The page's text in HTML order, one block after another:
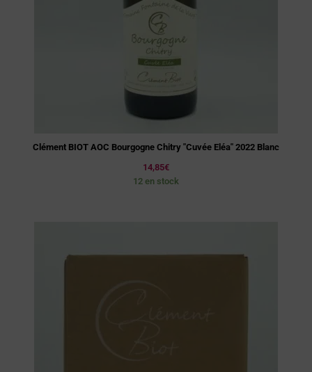
Clément BIOT AOC Bourgogne Chitry "Cuvée Eléa" 2022 Blanc
14,85€
12 en stock